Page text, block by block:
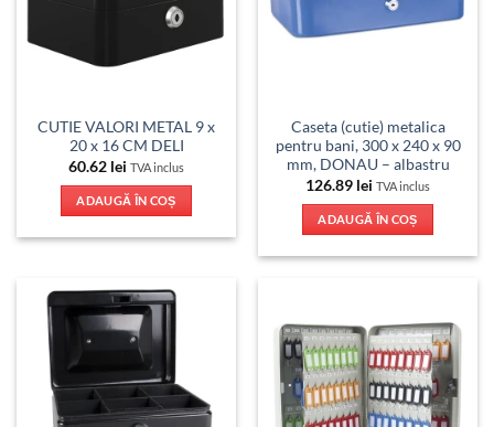
CUTIE VALORI METAL 9 x
20 x 16 CM DELI
60.62 lei TVA inclus
ADAUGĂ ÎN COȘ
Caseta (cutie) metalica
pentru bani, 300 x 240 x 90
mm, DONAU – albastru
126.89 lei TVA inclus
ADAUGĂ ÎN COȘ